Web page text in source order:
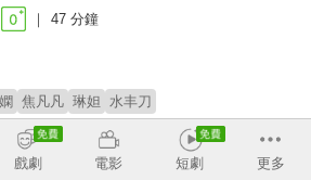
47 分鐘
焦凡凡 琳妲 水丰刀
戲劇 電影 短劇 更多